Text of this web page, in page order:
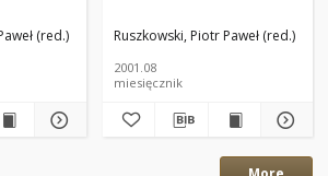
(red.) Ruszkowski, Piotr Paweł (red.)
2001.08
miesięcznik